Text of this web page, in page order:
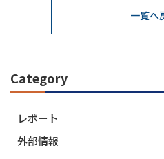
一覧へ
Category
レポート
外部情報